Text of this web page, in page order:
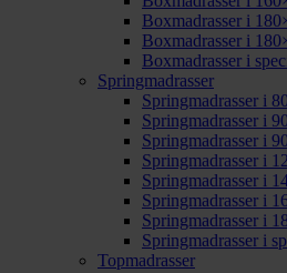
Boxmadrasser i
Boxmadrasser i
Boxmadrasser i
Springmadrasser
Springmadrasser i
Springmadrasser i
Springmadrasser i
Springmadrasser i
Springmadrasser i
Springmadrasser i
Springmadrasser i
Springmadrasser i
Topmadrasser